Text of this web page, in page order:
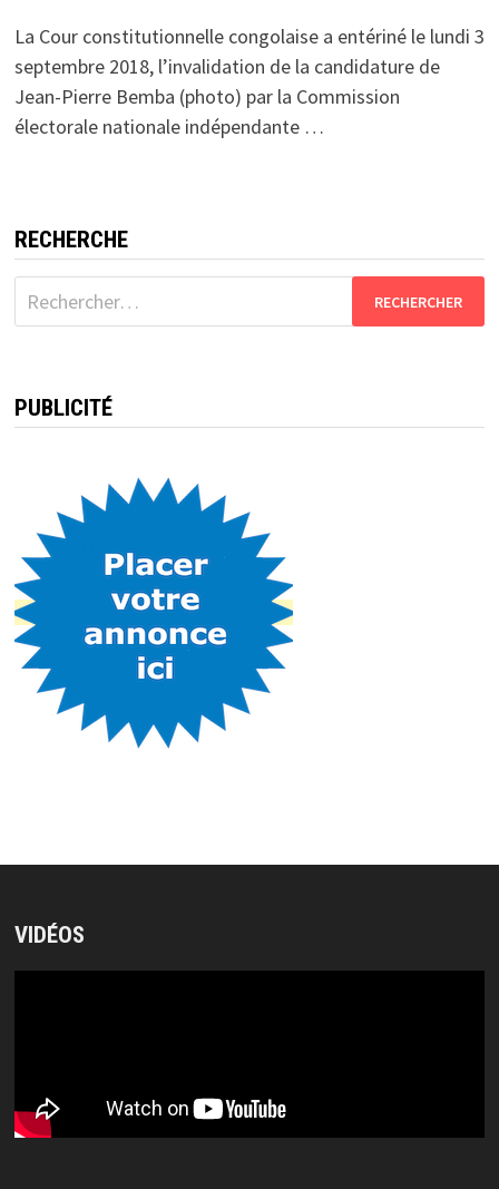
La Cour constitutionnelle congolaise a entériné le lundi 3
septembre 2018, l’invalidation de la candidature de
Jean-Pierre Bemba (photo) par la Commission
électorale nationale indépendante …
RECHERCHE
Rechercher :
PUBLICITÉ
VIDÉOS